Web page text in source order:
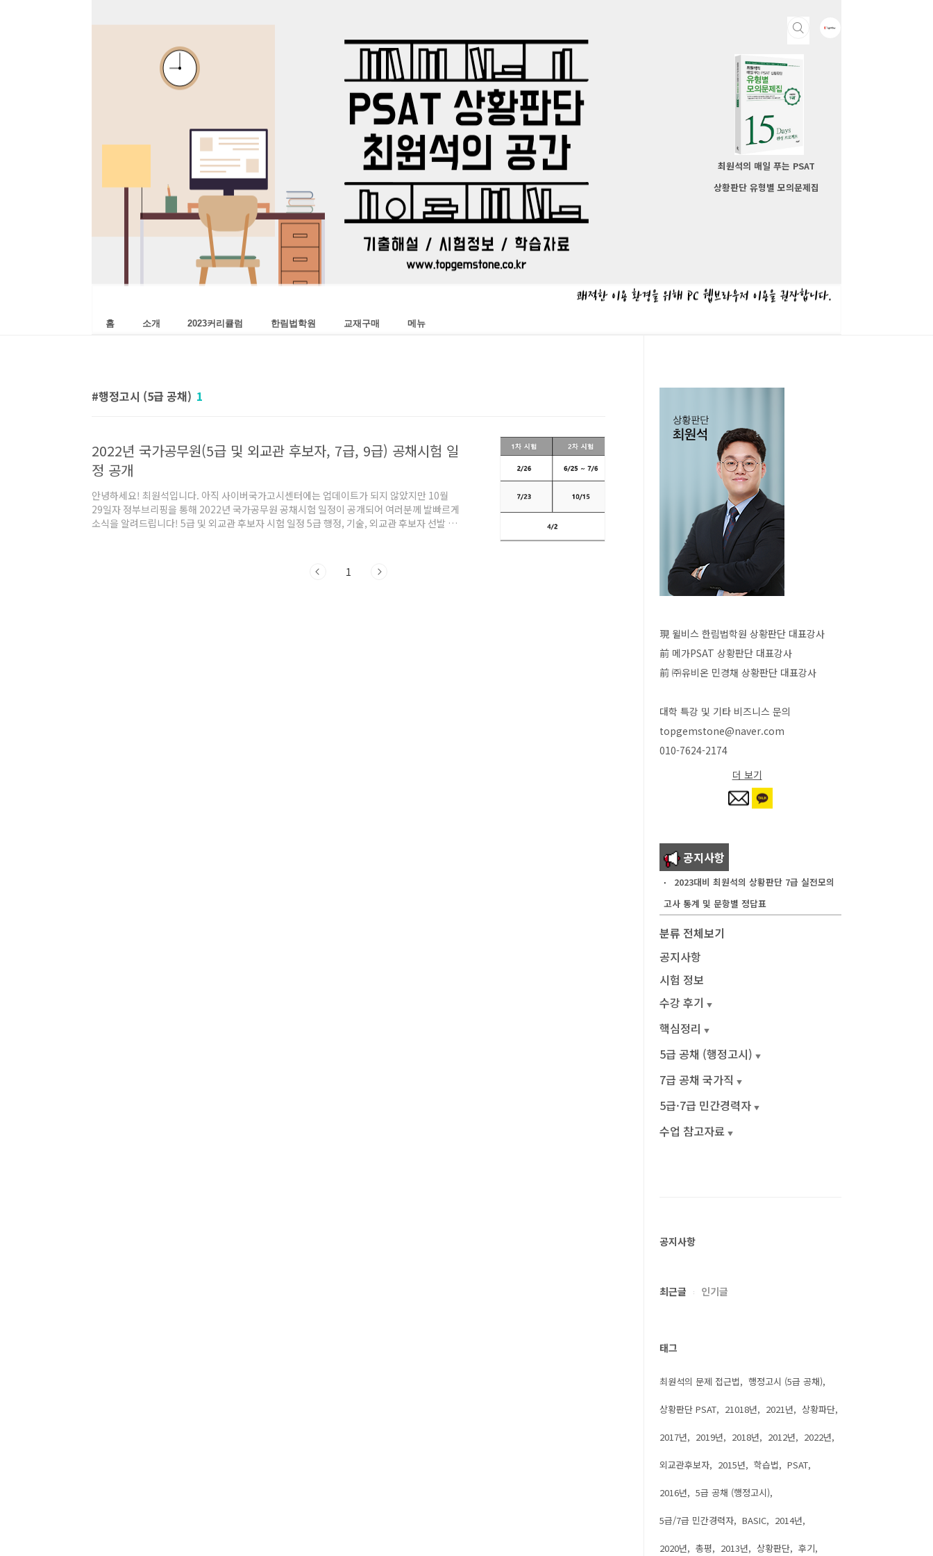
최원석의 매일 푸는 PSAT
상황판단 유형별 모의문제집
홈 소개 2023커리큘럼 한림법학원 교재구매 메뉴
행정고시 (5급 공채) 1
2022년 국가공무원(5급 및 외교관 후보자, 7급, 9급) 공채시험 일
정 공개
안녕하세요! 최원석입니다. 아직 사이버국가고시센터에는 업데이트가 되지 않았지만 10월
29일자 정부브리핑을 통해 2022년 국가공무원 공채시험 일정이 공개되어 여러분께 발빠르게
소식을 알려드립니다! 5급 및 외교관 후보자 시험 일정 5급 행정, 기술, 외교관 후보자 선발 1
행됩니다. 7급 공채시험 일정 7급 공채 1차 시험일은 7월 23일로 2021년 대비 2주 정도 늦춰
졌습니다. 2차 시험일은 10월 15일이고, 면접은 11월 30일부터 12월 3일까지 해당 직류별로
1
現 윌비스 한림법학원 상황판단 대표강사
前 메가PSAT 상황판단 대표강사
前 ㈜유비온 민경채 상황판단 대표강사
대학 특강 및 기타 비즈니스 문의
topgemstone@naver.com
010-7624-2174
더 보기
공지사항
2023대비 최원석의 상황판단 7급 실전모의
고사 통계 및 문항별 정답표
분류 전체보기
공지사항
시험 정보
수강 후기
핵심정리
5급 공채 (행정고시)
7급 공채 국가직
5급·7급 민간경력자
수업 참고자료
공지사항
최근글 인기글
태그
최원석의 문제 접근법 행정고시 (5급 공채)
상황판단 PSAT 21018년 2021년 상황파단
2017년 2019년 2018년 2012년 2022년
외교관후보자 2015년 학습법 PSAT
2016년 5급 공채 (행정고시)
5급/7급 민간경력자 BASIC 2014년
2020년 총평 2013년 상황판단 후기